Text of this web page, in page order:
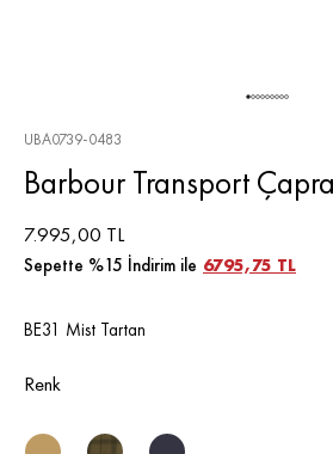
UBA0739-0483
Barbour Transport
7.995,00 TL
Sepette %15 İndirim ile 6795,75 TL
BE31 Mist Tartan
Renk